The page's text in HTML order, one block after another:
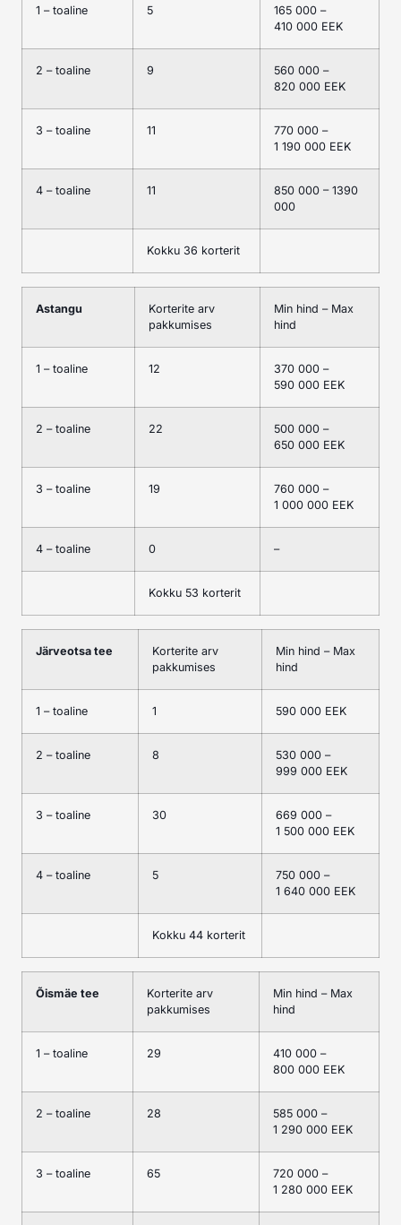
1 – toaline 5
165 000 –
410 000 EEK
2 – toaline 9
560 000 –
820 000 EEK
3 – toaline 11
770 000 –
1 190 000 EEK
4 – toaline 11
850 000 – 1390
000
Kokku 36 korterit
Astangu
Korterite arv
pakkumises
Min hind – Max
hind
1 – toaline 12
370 000 –
590 000 EEK
2 – toaline 22
500 000 –
650 000 EEK
3 – toaline 19
760 000 –
1 000 000 EEK
4 – toaline 0 –
Kokku 53 korterit
Järveotsa tee
Korterite arv
pakkumises
Min hind – Max
hind
1 – toaline 1 590 000 EEK
2 – toaline 8
530 000 –
999 000 EEK
3 – toaline 30
669 000 –
1 500 000 EEK
4 – toaline 5
750 000 –
1 640 000 EEK
Kokku 44 korterit
Õismäe tee
Korterite arv
pakkumises
Min hind – Max
hind
1 – toaline 29
410 000 –
800 000 EEK
2 – toaline 28
585 000 –
1 290 000 EEK
3 – toaline 65
720 000 –
1 280 000 EEK